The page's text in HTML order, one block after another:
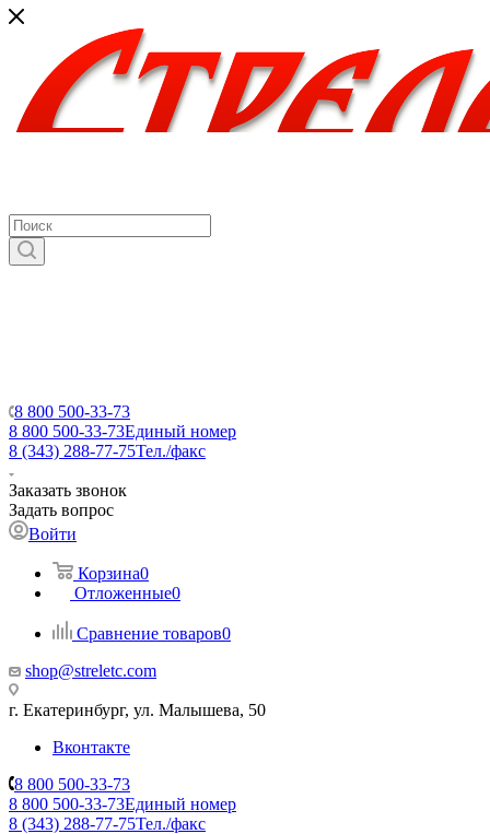
8 800 500-33-73
8 800 500-33-73Единый номер
8 (343) 288-77-75Тел./факс
Заказать звонок
Задать вопрос
Войти
Корзина0
Отложенные0
Сравнение товаров0
shop@streletc.com
г. Екатеринбург, ул. Малышева, 50
Вконтакте
8 800 500-33-73
8 800 500-33-73Единый номер
8 (343) 288-77-75Тел./факс